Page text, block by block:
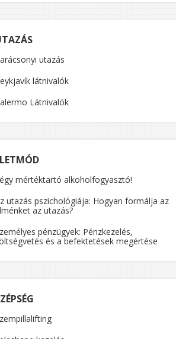
utazás
látnivalók
Látnivalók
mértéktartó alkoholfogyasztó!
utazás pszichológiája: Hogyan formálja az
az utazás?
pénzügyek: Pénzkezelés,
és a befektetések megértése